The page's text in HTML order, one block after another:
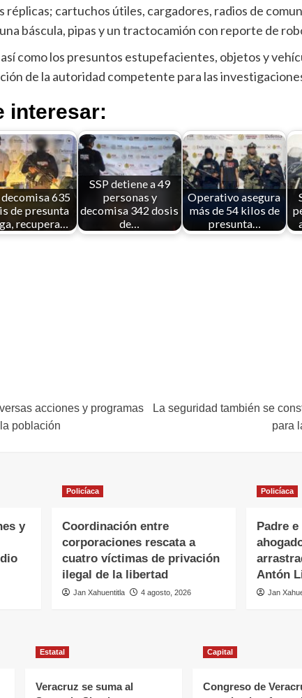
réplicas; cartuchos útiles, cargadores, radios de
báscula, pipas y un tractocamión con reporte de
como los presuntos estupefacientes, objetos y
de la autoridad competente para las
interesar:
decomisa 635
de presunta
recupera…
SSP detiene a 49
personas y
decomisa 342 dosis
de…
Operativo asegura
más de 54 kilos de
presunta…
acciones y programas
población
La seguridad también se
para
y
Policíaca
Coordinación entre
corporaciones rescata a
cuatro víctimas de privación
ilegal de la libertad
Jan Xahuentitla 4 agosto, 2026
Policíaca
Padre
Antón
Jan
Estatal
Veracruz se suma al
Capital
Congreso de